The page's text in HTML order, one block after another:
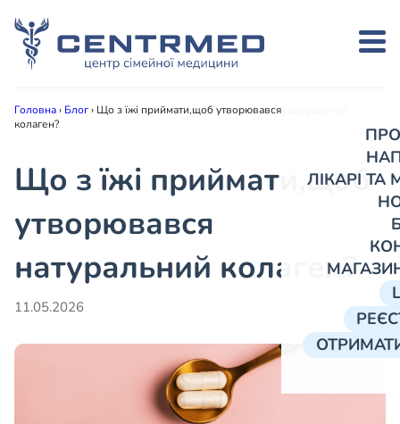
ЛІКАРІ
Головна› Блог› Що з їжі приймати,щоб утворювався натуральний
колаген?
Що з їжі приймати,щоб
утворювався
натуральний колаген?
11.05.2026